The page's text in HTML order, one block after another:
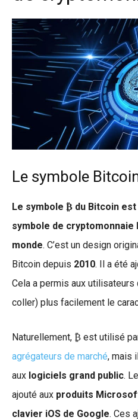
Le symbole
Le symbole ₿ du Bitcoin
symbole de
monde. C’est un design
Bitcoin depuis 2010. Il a été
Cela a permis aux
coller) plus facilement le
Naturellement, ₿ est utilisé
agrégateurs de marché, mais
aux logiciels grand public.
ajouté aux produits
clavier iOS de Google. Ces